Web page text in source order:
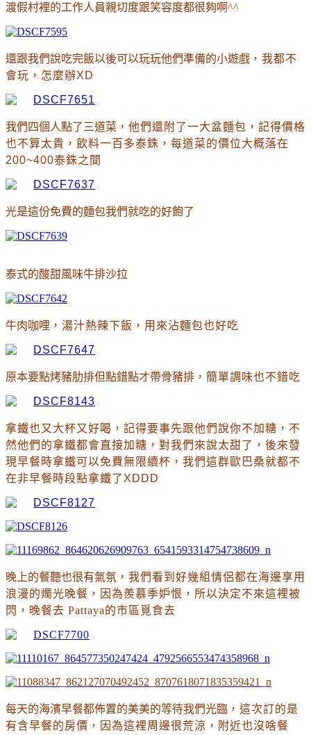
渡假村裡的工作人員親切度跟笑容度都很夠啊^^
還跟我們說吃完飯以後可以玩玩他們準備的小遊戲 ，我都不
會玩 ，怎麼辦XD
我們四個人點了三道菜 ，他們還附了一大盆麵包 ，記得價格
也不算太貴 ，飲料一百多泰銖 ，每道菜的價位大概落在
200~400泰銖之間
光是這份免費的麵包我們就吃的好飽了
泰式的酸甜風味牛排沙拉
牛肉咖哩 ，湯汁熱辣下飯 ，用來沾麵包也好吃
原本要點烤豬肋排但點錯點才帶骨豬排 ，簡單調味也不錯吃
拿鐵也又大杯又好喝 ，記得要事先跟他們說你不加糖 ，不
然他們的拿鐵都會直接加糖 ，對我們來說太甜了 ，後來發
現早餐時拿鐵可以免費無限續杯 ，我們這群歐巴桑就都不
在非早餐時段點拿鐵了XDDD
晚上的餐聽也很有氣氛 ，我們看到好幾組情侶都在海邊享用
浪漫的燭光晚餐 ，因為羨慕季妒恨 ，所以決定不來這裡被
閃 ，晚餐去 Pattaya的市區覓食去
每天的海濱早餐都佈置的美美的等待我們光臨 ，這次訂的是
有含早餐的房價 ，因為這裡周邊很荒涼 ，附近也沒啥餐